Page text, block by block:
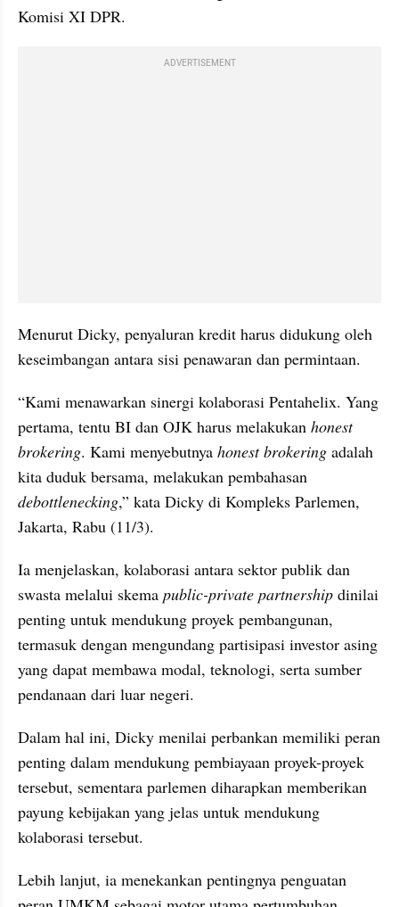
Komisi XI DPR.
ADVERTISEMENT
Menurut Dicky, penyaluran kredit harus didukung oleh
keseimbangan antara sisi penawaran dan permintaan.
“Kami menawarkan sinergi kolaborasi Pentahelix. Yang
pertama, tentu BI dan OJK harus melakukan honest
brokering. Kami menyebutnya honest brokering adalah
debottlenecking,” kata Dicky di Kompleks Parlemen,
Jakarta, Rabu (11/3).
Ia menjelaskan, kolaborasi antara sektor publik dan
swasta melalui skema public-private partnership dinilai
penting untuk mendukung proyek pembangunan,
termasuk dengan mengundang partisipasi investor asing
yang dapat membawa modal, teknologi, serta sumber
pendanaan dari luar negeri.
Dalam hal ini, Dicky menilai perbankan memiliki peran
penting dalam mendukung pembiayaan proyek-proyek
tersebut, sementara parlemen diharapkan memberikan
payung kebijakan yang jelas untuk mendukung
kolaborasi tersebut.
Lebih lanjut, ia menekankan pentingnya penguatan